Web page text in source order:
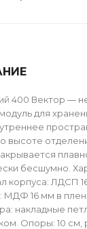
400 Вектор —
для
высоте
бесшумно.
корпуса: ЛДСП
МДФ 16 мм в
накладные
Опоры: 10 см,